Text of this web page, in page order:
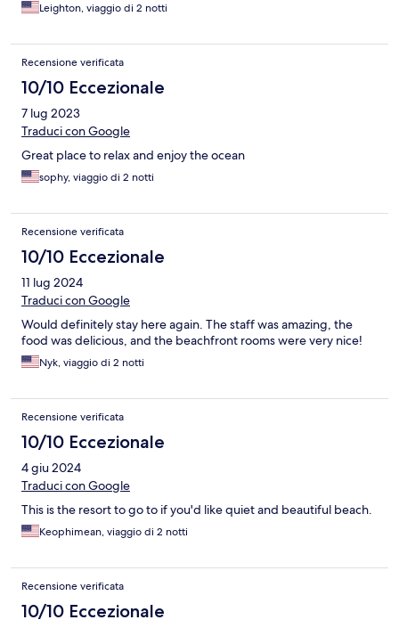
Leighton, viaggio di 2 notti
Recensione verificata
10/10 Eccezionale
7 lug 2023
Traduci con Google
Great place to relax and enjoy the ocean
sophy, viaggio di 2 notti
Recensione verificata
10/10 Eccezionale
11 lug 2024
Traduci con Google
Would definitely stay here again. The staff was amazing, the
food was delicious, and the beachfront rooms were very nice!
Nyk, viaggio di 2 notti
Recensione verificata
10/10 Eccezionale
4 giu 2024
Traduci con Google
This is the resort to go to if you'd like quiet and beautiful beach.
Keophimean, viaggio di 2 notti
Recensione verificata
10/10 Eccezionale